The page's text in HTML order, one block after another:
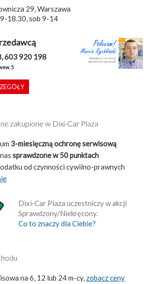
29, Warszawa
18.30, sob 9-14
603 920 198
5
zakupione w Dixi-Car Plaza
3-miesięczną ochronę serwisową
sprawdzone w 50 punktach
od czynności cywilno-prawnych
Dixi‑Car Plaza uczestniczy w akcji
Sprawdzony/Niekręcony.
Co to znaczy dla Ciebie?
na 6, 12 lub 24 m-cy, zobacz ceny